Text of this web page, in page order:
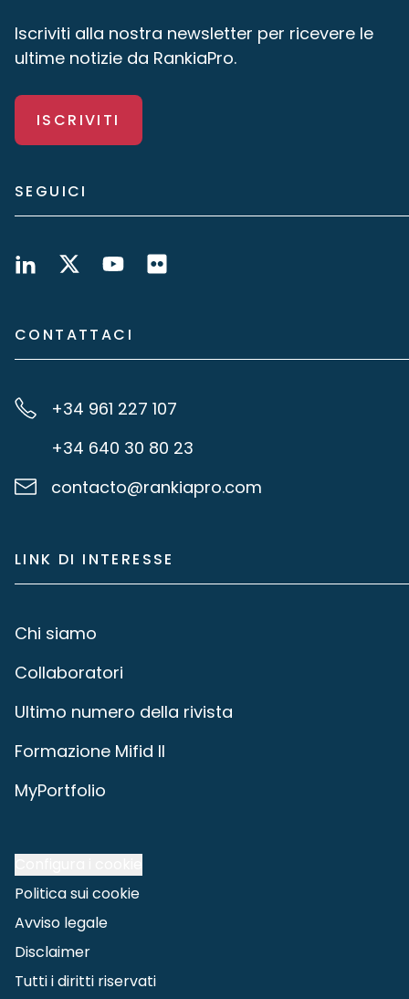
Iscriviti alla nostra newsletter per ricevere le
ultime notizie da RankiaPro.
ISCRIVITI
SEGUICI
CONTATTACI
+34 961 227 107
+34 640 30 80 23
contacto@rankiapro.com
LINK DI INTERESSE
Chi siamo
Collaboratori
Ultimo numero della rivista
Formazione Mifid II
MyPortfolio
Politica sui cookie
Avviso legale
Disclaimer
Tutti i diritti riservati